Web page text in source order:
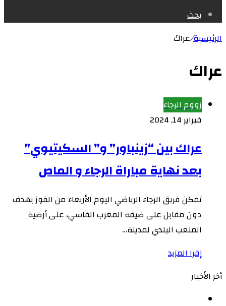
بحث
الرئيسية/عراك
عراك
زووم الرجاء
فبراير 14, 2024
عراك بين “زينباور” و” السكيتيوي”
بعد نهاية مباراة الرجاء و الماص
تمكن فريق الرجاء الرياضي اليوم الأربعاء من الفوز بهدف
دون مقابل على ضيفه المغرب الفاسي، على أرضية
الملعب البلدي لمدينة…
إقرا المزيد
أخر الأخيار